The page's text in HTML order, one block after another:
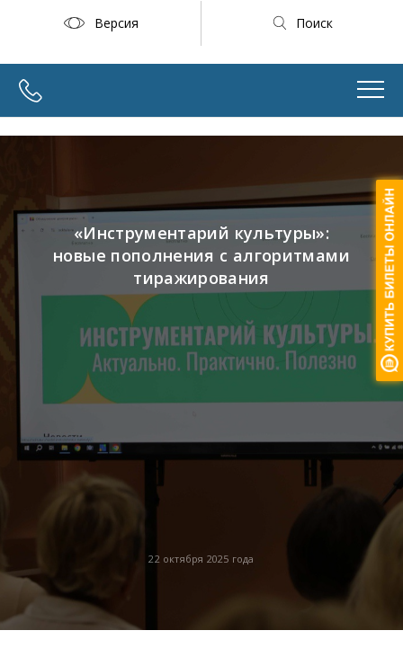
Версия Поиск
22 октября 2025 года
«Инструментарий культуры»:
новые пополнения с алгоритмами
тиражирования